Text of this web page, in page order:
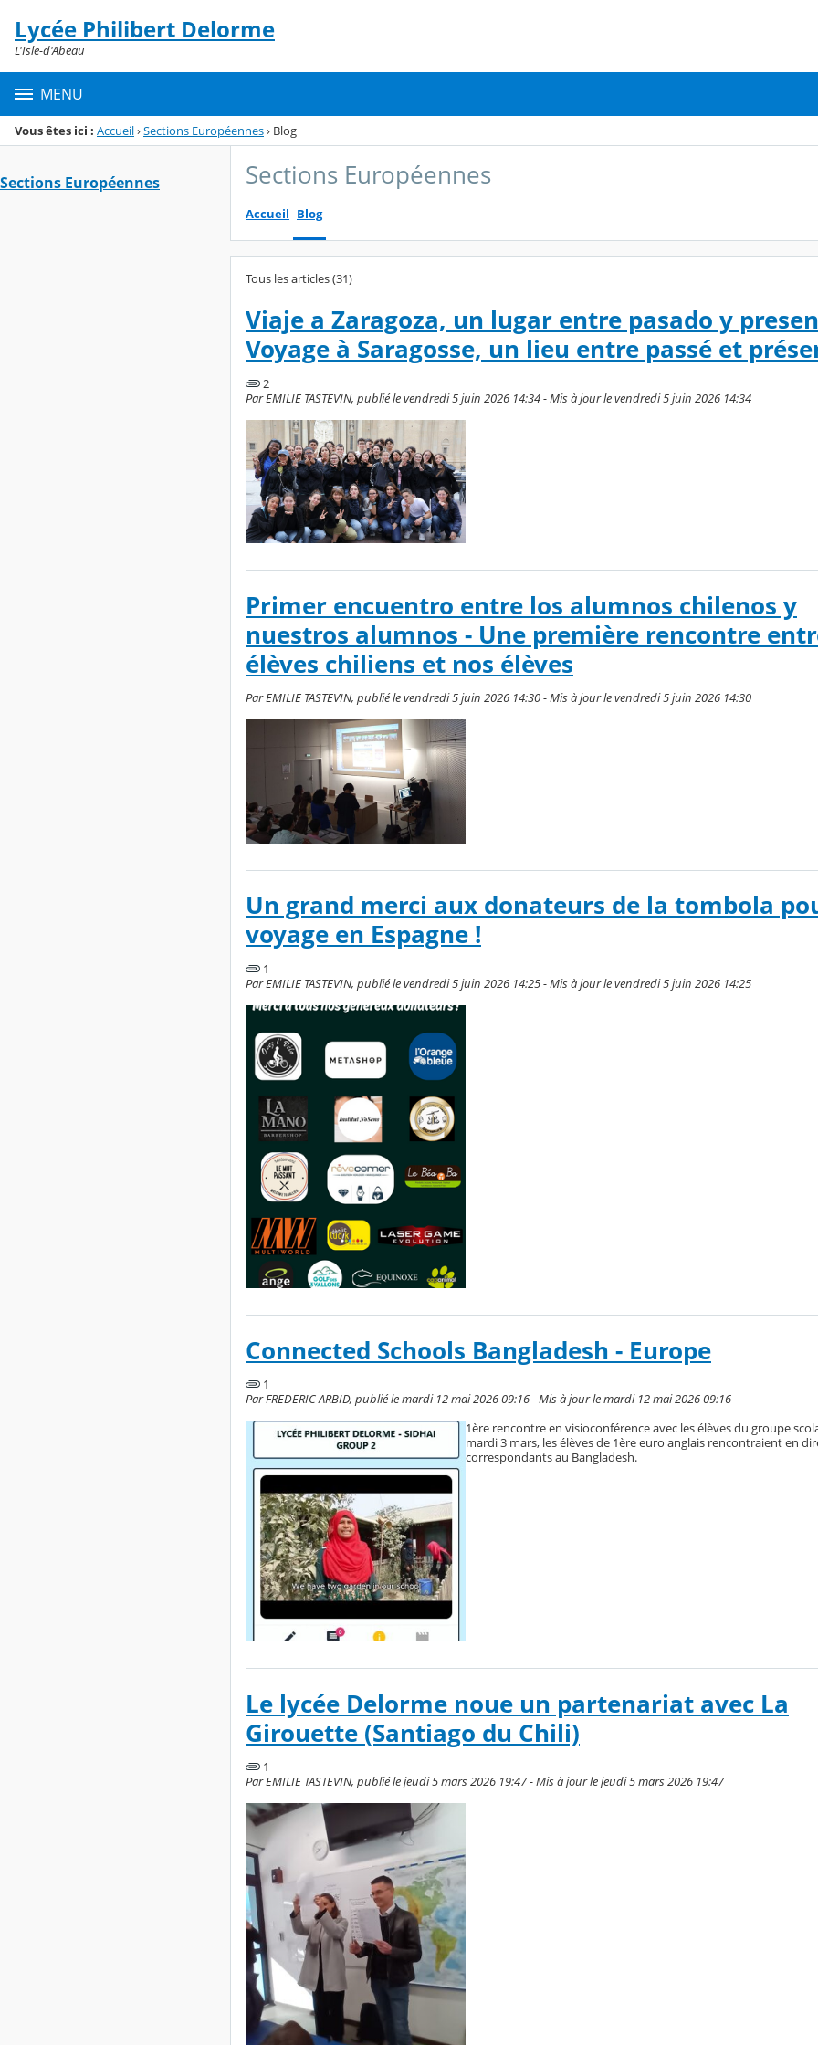
Menu de la rubrique
Contenu
Lycée Philibert Delorme
L'Isle-d'Abeau
MENU
Vous êtes ici : Accueil›Sections Européennes› Blog
Sections Européennes Sections Européennes
Accueil Blog
Tous les articles (31)
Viaje a Zaragoza, un lugar entre pasado y
Voyage à Saragosse, un lieu entre passé et
2
Par EMILIE TASTEVIN, publié le vendredi 5 juin 2026 14:34 - Mis à jour le vendredi 5 juin 2026 14:34
Primer encuentro entre los alumnos chilenos y
nuestros alumnos - Une première rencontre
élèves chiliens et nos élèves
Par EMILIE TASTEVIN, publié le vendredi 5 juin 2026 14:30 - Mis à jour le vendredi 5 juin 2026 14:30
Un grand merci aux donateurs de la tombola
voyage en Espagne !
1
Par EMILIE TASTEVIN, publié le vendredi 5 juin 2026 14:25 - Mis à jour le vendredi 5 juin 2026 14:25
Connected Schools Bangladesh - Europe
1
Par FREDERIC ARBID, publié le mardi 12 mai 2026 09:16 - Mis à jour le mardi 12 mai 2026 09:16
1ère rencontre en visioconférence avec les élèves du groupe
mardi 3 mars, les élèves de 1ère euro anglais rencontraient en
correspondants au Bangladesh.
Le lycée Delorme noue un partenariat avec La
Girouette (Santiago du Chili)
1
Par EMILIE TASTEVIN, publié le jeudi 5 mars 2026 19:47 - Mis à jour le jeudi 5 mars 2026 19:47